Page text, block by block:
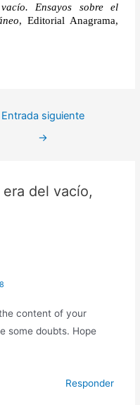
Ensayos sobre el
, Editorial Anagrama,
Entrada siguiente
→
del vacío,
content of your
some doubts. Hope
Responder